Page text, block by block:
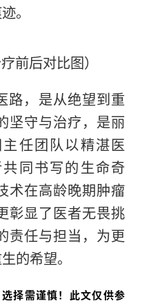
。
前后对比图）
路，是从绝望到重
坚守与治疗，是丽
任团队以精湛医
同书写的生命奇
术在高龄晚期肿瘤
彰显了医者无畏挑
责任与担当，为更
的希望。
择需谨慎！此文仅供参